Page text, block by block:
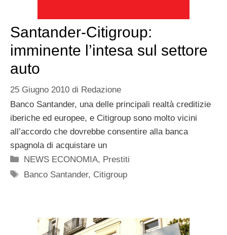
Santander-Citigroup:
imminente l’intesa sul settore
auto
25 Giugno 2010 di Redazione
Banco Santander, una delle principali realtà creditizie
iberiche ed europee, e Citigroup sono molto vicini
all’accordo che dovrebbe consentire alla banca
spagnola di acquistare un
Categorie
NEWS ECONOMIA, Prestiti
Tag
Banco Santander, Citigroup